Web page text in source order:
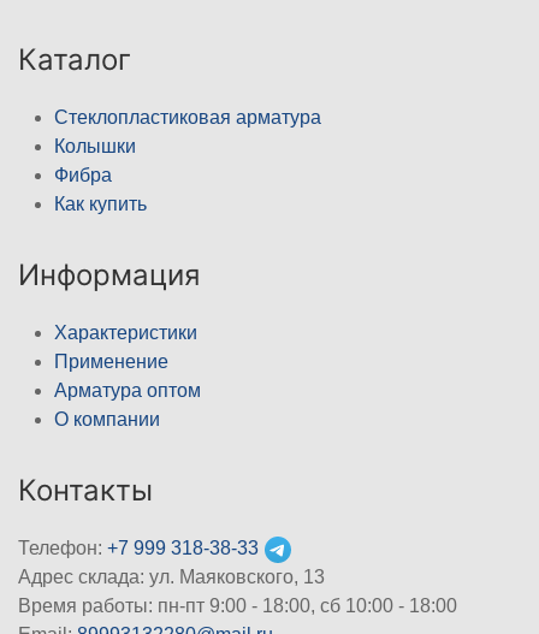
Каталог
Стеклопластиковая арматура
Колышки
Фибра
Как купить
Информация
Характеристики
Применение
Арматура оптом
О компании
Контакты
Телефон: +7 999 318-38-33
Адрес склада: ул. Маяковского, 13
Время работы: пн-пт 9:00 - 18:00, сб 10:00 - 18:00